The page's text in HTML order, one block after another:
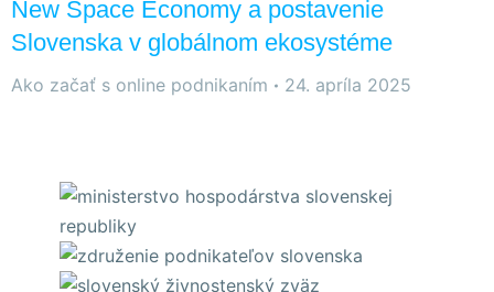
New Space Economy a postavenie
Slovenska v globálnom ekosystéme
Ako začať s online podnikaním 24. apríla 2025